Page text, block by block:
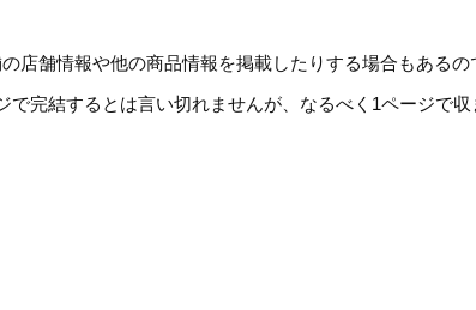
店舗情報や他の商品情報を掲載したりする場合もあるの
で完結するとは言い切れませんが、なるべく1ページで